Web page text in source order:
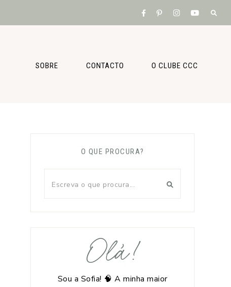
SOBRE CONTACTO O CLUBE CCC
O QUE PROCURA?
Olá!
Sou a Sofia! 🧠 A minha maior